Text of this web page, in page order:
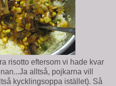
risotto eftersom vi hade kvar
alltså, pojkarna vill
kycklingsoppa istället). Så